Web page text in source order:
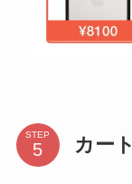
STEP カー